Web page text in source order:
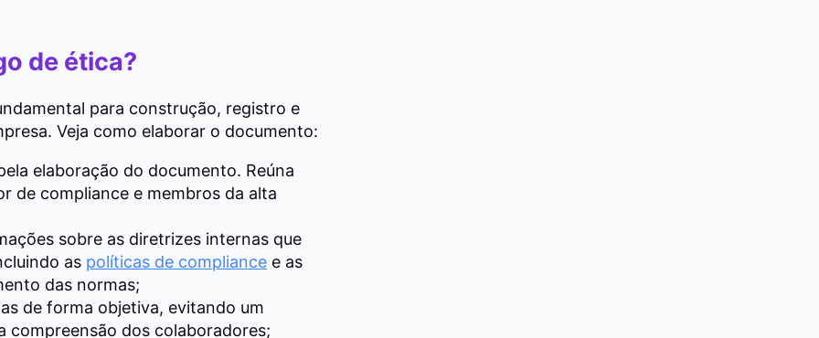
de ética?
para construção, registro e
Veja como elaborar o documento:
elaboração do documento. Reúna
de compliance e membros da alta
sobre as diretrizes internas que
as políticas de compliance e as
das normas;
de forma objetiva, evitando um
compreensão dos colaboradores;